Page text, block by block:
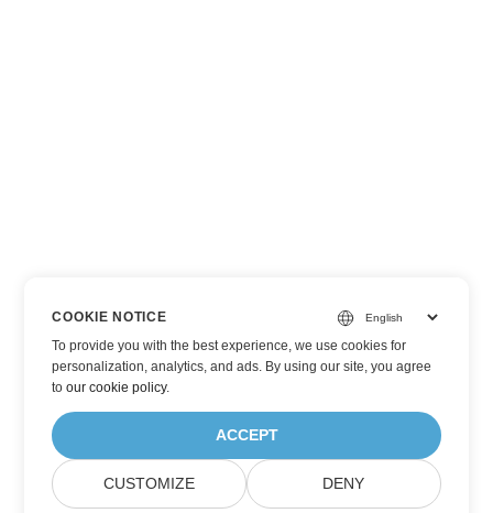
COOKIE NOTICE
To provide you with the best experience, we use cookies for
personalization, analytics, and ads. By using our site, you agree
toour cookie policy.
ACCEPT
CUSTOMIZE DENY